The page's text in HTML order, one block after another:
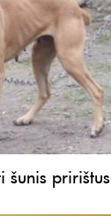
šunis pririštus